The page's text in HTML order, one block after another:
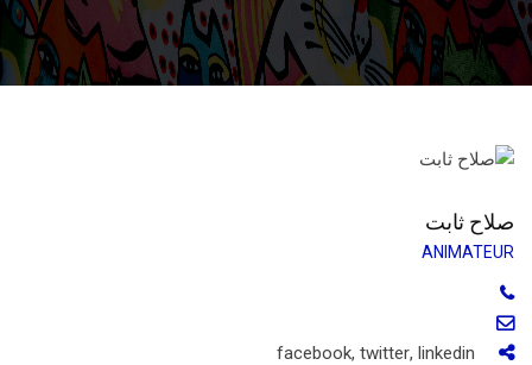
صلاح ثابت
ANIMATEUR
facebook, twitter, linkedin